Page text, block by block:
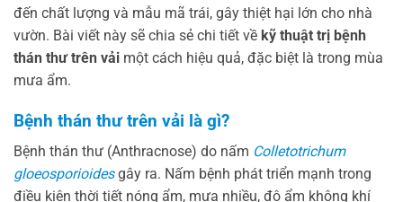
đến chất lượng và mẫu mã trái, gây thiệt hại lớn cho nhà
vườn. Bài viết này sẽ chia sẻ chi tiết về kỹ thuật trị bệnh
thán thư trên vải một cách hiệu quả, đặc biệt là trong mùa
mưa ẩm.
Bệnh thán thư trên vải là gì?
Bệnh thán thư (Anthracnose) do nấm Colletotrichum
gloeosporioidesgây ra. Nấm bệnh phát triển mạnh trong
điều kiện thời tiết nóng ẩm, mưa nhiều, độ ẩm không khí